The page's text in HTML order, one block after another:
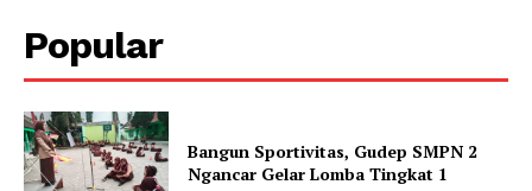
Popular
Bangun Sportivitas, Gudep SMPN 2
Ngancar Gelar Lomba Tingkat 1